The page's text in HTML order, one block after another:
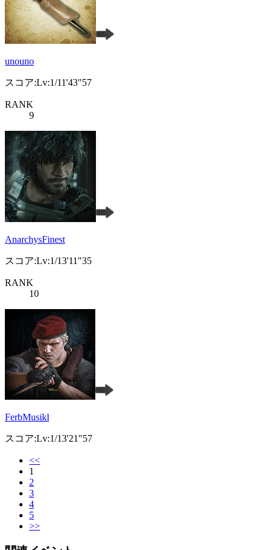
unouno
スコア:Lv:1/11'43"57
RANK
9
AnarchysFinest
スコア:Lv:1/13'11"35
RANK
10
FerbMusikl
スコア:Lv:1/13'21"57
<<
1
2
3
4
5
>>